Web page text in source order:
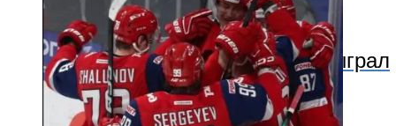
Другие виды3 года назад
«Локомотив» в овертайме обыграл
ЦСКА
Ярославский «Локомотив» на своем льду обыграл